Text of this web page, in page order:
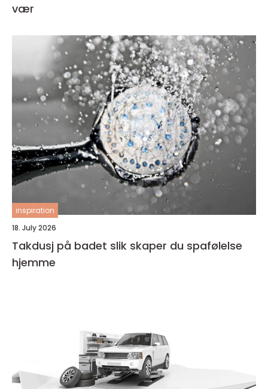
vær
inspiration
18. July 2026
Takdusj på badet slik skaper du spafølelse
hjemme